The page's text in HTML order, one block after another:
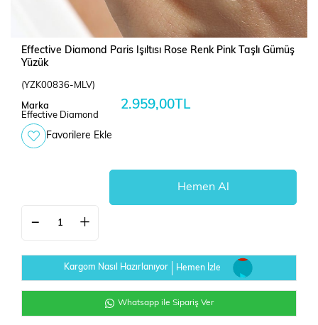
Effective Diamond Paris Işıltısı Rose Renk Pink Taşlı Gümüş
Yüzük
(YZK00836-MLV)
Marka
Effective Diamond
2.959,00TL
Favorilere Ekle
Kargom Nasıl Hazırlanıyor Hemen İzle
Whatsapp ile Sipariş Ver